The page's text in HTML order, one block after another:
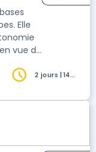
Elle
vue de
2 jours | 14